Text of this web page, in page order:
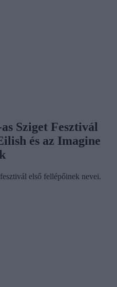
Sziget Fesztivál
és az Imagine
első fellépőinek nevei.